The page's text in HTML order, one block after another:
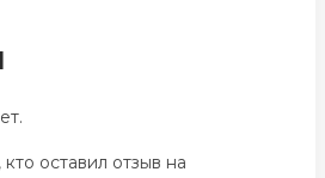
оставил отзыв на